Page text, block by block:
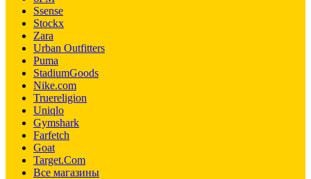
Ssense
Stockx
Zara
Urban Outfitters
Puma
StadiumGoods
Nike.com
Truereligion
Uniqlo
Gymshark
Farfetch
Goat
Target.Com
Все магазины